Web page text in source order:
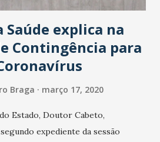
Saúde explica na
Contingência para
Braga março 17, 2020
Estado, Doutor Cabeto,
expediente da sessão